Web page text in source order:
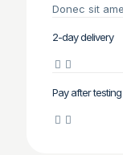
Donec sit
2-day delivery
Pay after testing